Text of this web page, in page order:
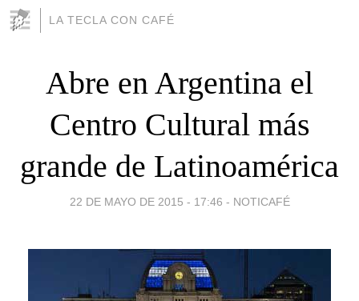
LA TECLA CON CAFÉ
Abre en Argentina el
Centro Cultural más
grande de Latinoamérica
22 DE MAYO DE 2015 - 17:46 - NOTICAFÉ